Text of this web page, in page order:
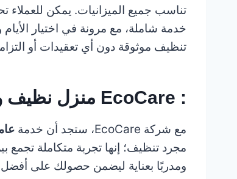
تناسب جميع الميزانيات. يمكن للعملاء
خدمة شاملة، مع مرونة في اختيار
تنظيف موثوقة دون أي تعقيدات أو
: EcoCare منزل نظيف وراحة بال
مع شركة EcoCare، ستجد أن خدمة
مجرد تنظيف؛ إنها تجربة متكاملة تجمع
ومدربًا بعناية ليضمن حصولك على أفضل